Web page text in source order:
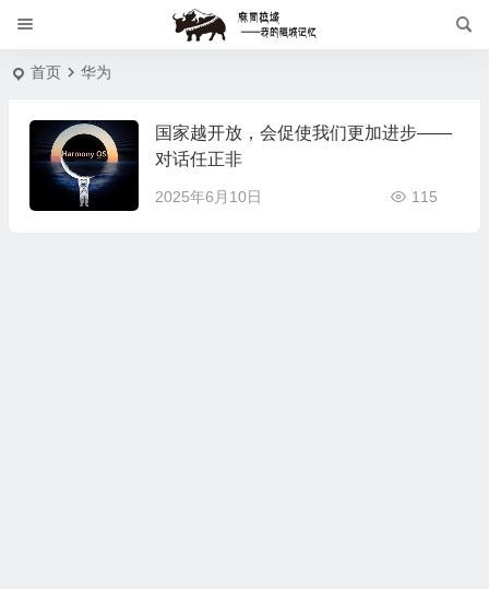
首页 华为
国家越开放，会促使我们更加进步——
对话任正非
2025年6月10日 115